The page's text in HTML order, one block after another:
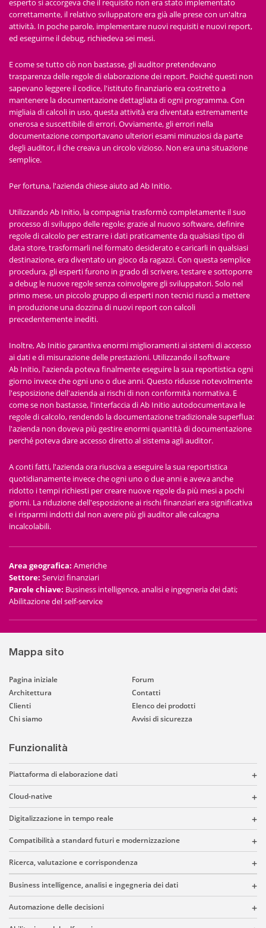
esperto si accorgeva che il requisito non era stato implementato
correttamente, il relativo sviluppatore era già alle prese con un'altra
attività. In poche parole, implementare nuovi requisiti e nuovi report,
ed eseguirne il debug, richiedeva sei mesi.
E come se tutto ciò non bastasse, gli auditor pretendevano
trasparenza delle regole di elaborazione dei report. Poiché questi non
sapevano leggere il codice, l'istituto finanziario era costretto a
mantenere la documentazione dettagliata di ogni programma. Con
migliaia di calcoli in uso, questa attività era diventata estremamente
onerosa e suscettibile di errori. Ovviamente, gli errori nella
documentazione comportavano ulteriori esami minuziosi da parte
degli auditor, il che creava un circolo vizioso. Non era una situazione
semplice.
Per fortuna, l'azienda chiese aiuto ad Ab Initio.
Utilizzando Ab Initio, la compagnia trasformò completamente il suo
processo di sviluppo delle regole; grazie al nuovo software, definire
regole di calcolo per estrarre i dati praticamente da qualsiasi tipo di
data store, trasformarli nel formato desiderato e caricarli in qualsiasi
destinazione, era diventato un gioco da ragazzi. Con questa semplice
procedura, gli esperti furono in grado di scrivere, testare e sottoporre
a debug le nuove regole senza coinvolgere gli sviluppatori. Solo nel
primo mese, un piccolo gruppo di esperti non tecnici riuscì a mettere
in produzione una dozzina di nuovi report con calcoli
precedentemente inediti.
Inoltre, Ab Initio garantiva enormi miglioramenti ai sistemi di accesso
ai dati e di misurazione delle prestazioni. Utilizzando il software
Ab Initio, l'azienda poteva finalmente eseguire la sua reportistica ogni
giorno invece che ogni uno o due anni. Questo ridusse notevolmente
l'esposizione dell'azienda ai rischi di non conformità normativa. E
come se non bastasse, l'interfaccia di Ab Initio autodocumentava le
regole di calcolo, rendendo la documentazione tradizionale superflua:
l'azienda non doveva più gestire enormi quantità di documentazione
perché poteva dare accesso diretto al sistema agli auditor.
A conti fatti, l'azienda ora riusciva a eseguire la sua reportistica
quotidianamente invece che ogni uno o due anni e aveva anche
ridotto i tempi richiesti per creare nuove regole da più mesi a pochi
giorni. La riduzione dell'esposizione ai rischi finanziari era significativa
e i risparmi indotti dal non avere più gli auditor alle calcagna
incalcolabili.
Area geografica: Americhe
Settore: Servizi finanziari
Parole chiave: Business intelligence, analisi e ingegneria dei dati;
Abilitazione del self-service
Mappa sito
Pagina iniziale
Architettura
Clienti
Chi siamo
Forum
Contatti
Elenco dei prodotti
Avvisi di sicurezza
Funzionalità
Piattaforma di elaborazione dati
Cloud-native
Digitalizzazione in tempo reale
Compatibilità a standard futuri e modernizzazione
Ricerca, valutazione e corrispondenza
Business intelligence, analisi e ingegneria dei dati
Automazione delle decisioni